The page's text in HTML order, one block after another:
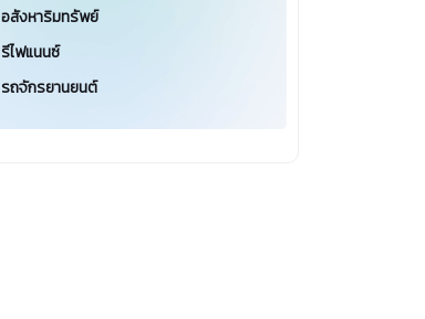
อสังหาริมทรัพย์
รีไฟแนนซ์
รถจักรยานยนต์